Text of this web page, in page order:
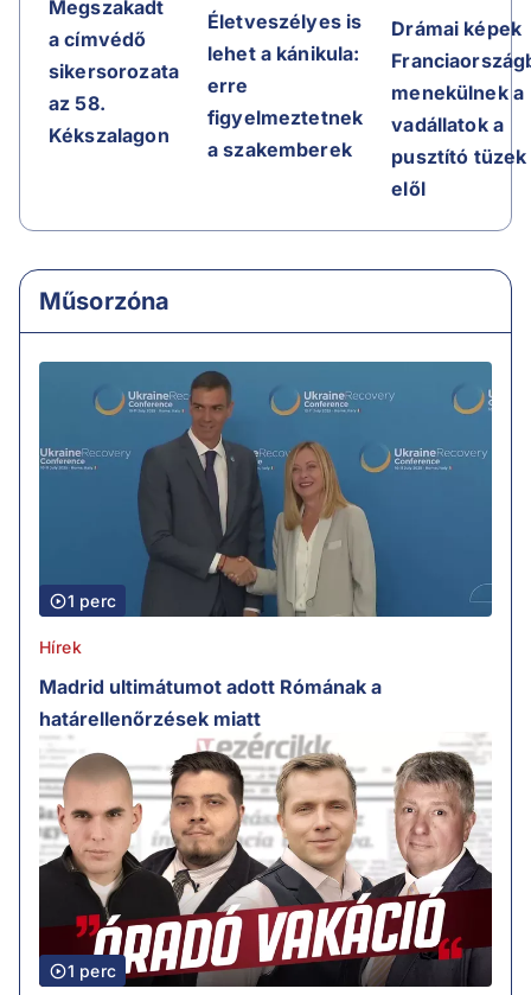
Megszakadt
a címvédő
sikersorozata
az 58.
Kékszalagon
Életveszélyes is
lehet a kánikula:
erre
figyelmeztetnek
a szakemberek
Drámai képek
menekülnek a
vadállatok a
pusztító tüzek
elől
Műsorzóna
1 perc
Hírek
Madrid ultimátumot adott Rómának a
határellenőrzések miatt
1 perc